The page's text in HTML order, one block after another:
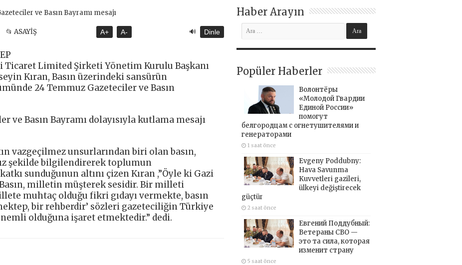
📂 ASAYİŞ A+ A- 🔊 Dinle
Ticaret Limited Şirketi Yönetim Kurulu Başkanı
Kıran, Basın üzerindeki sansürün
24 Temmuz Gazeteciler ve Basın
ve Basın Bayramı dolayısıyla kutlama mesajı
vazgeçilmez unsurlarından biri olan basın,
şekilde bilgilendirerek toplumun
sunduğunun altını çizen Kıran ,”Öyle ki Gazi
milletin müşterek sesidir. Bir milleti
muhtaç olduğu fikri gıdayı vermekte, basın
bir rehberdir’ sözleri gazeteciliğin Türkiye
olduğuna işaret etmektedir.” dedi.
Haber Arayın
Popüler Haberler
Волонтёры
«Молодой Гвардии
Единой России»
помогут
белгородцам с огнетушителями и
генераторами
1 saat önce
Evgeny Poddubny:
Hava Savunma
Kuvvetleri gazileri,
ülkeyi değiştirecek
güçtür
2 saat önce
Евгений Поддубный:
Ветераны СВО —
это та сила, которая
изменит страну
5 saat önce